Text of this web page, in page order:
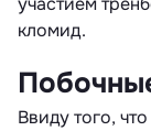
кломид.
Ввиду того,